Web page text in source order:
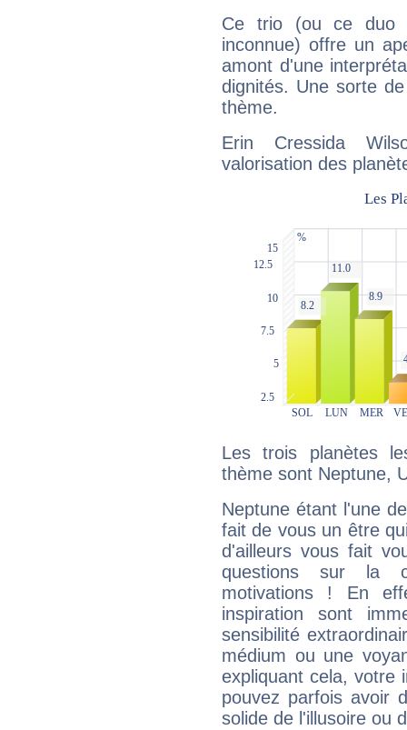
Ce trio (ou ce duo
inconnue) offre un
amont d'une
dignités. Une sorte
thème.
Erin Cressida
valorisation des
Les trois planètes
thème sont Neptune,
Neptune étant l'une
fait de vous un être
d'ailleurs vous fait
questions sur la
motivations ! En
inspiration sont
sensibilité
médium ou une
expliquant cela, votre
pouvez parfois avoir
solide de l'illusoire ou